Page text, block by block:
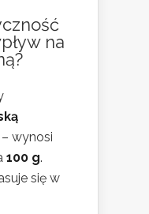
na
– wynosi
100 g.
się w